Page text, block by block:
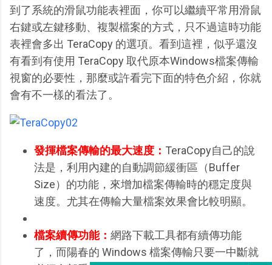
到了系統的滑鼠功能表裡面，你可以繼續平常用滑鼠
右鍵或左鍵移動、複製檔案的方式，只不過這時功能
表裡會多出 TeraCopy 的選項。看到這裡，似乎還沒
有看到有使用 TeraCopy 取代原本Windows檔案傳輸
視窗的必要性，那麼或許看完下面的特色介紹，你就
會有不一樣的看法了。
發揮檔案傳輸的最大速度： TeraCopy自己的說
法是，利用內建的自動調節緩衝區（Buffer
Size）的功能，來增加檔案傳輸時的穩定度與
速度。尤其在傳輸大量檔案效果會比較明顯。
檔案續傳功能： 網路下載工具都有續傳功能
了，而陽春的 Windows 檔案傳輸只要一中斷就